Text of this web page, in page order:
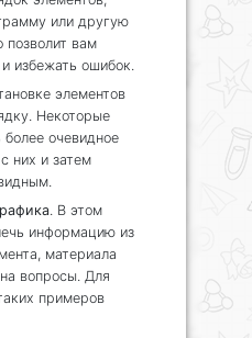
или другую
позволит вам
избежать ошибок.
элементов
Некоторые
очевидное
них и затем
. В этом
информацию из
материала
вопросы. Для
примеров